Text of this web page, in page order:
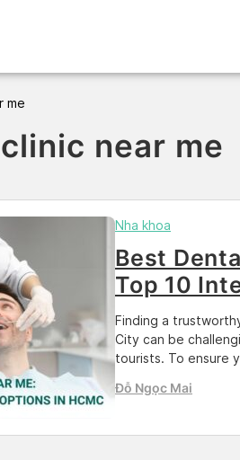
me
near me
Nha khoa
Best
Top 10
in HCMC
Finding a
City can be
tourists. To ensure
These facilities are
positive reviews
Đỗ Ngọc Mai